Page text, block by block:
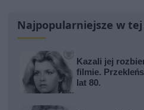
Najpopularniejsze w
Kazali jej
filmie.
lat 80.